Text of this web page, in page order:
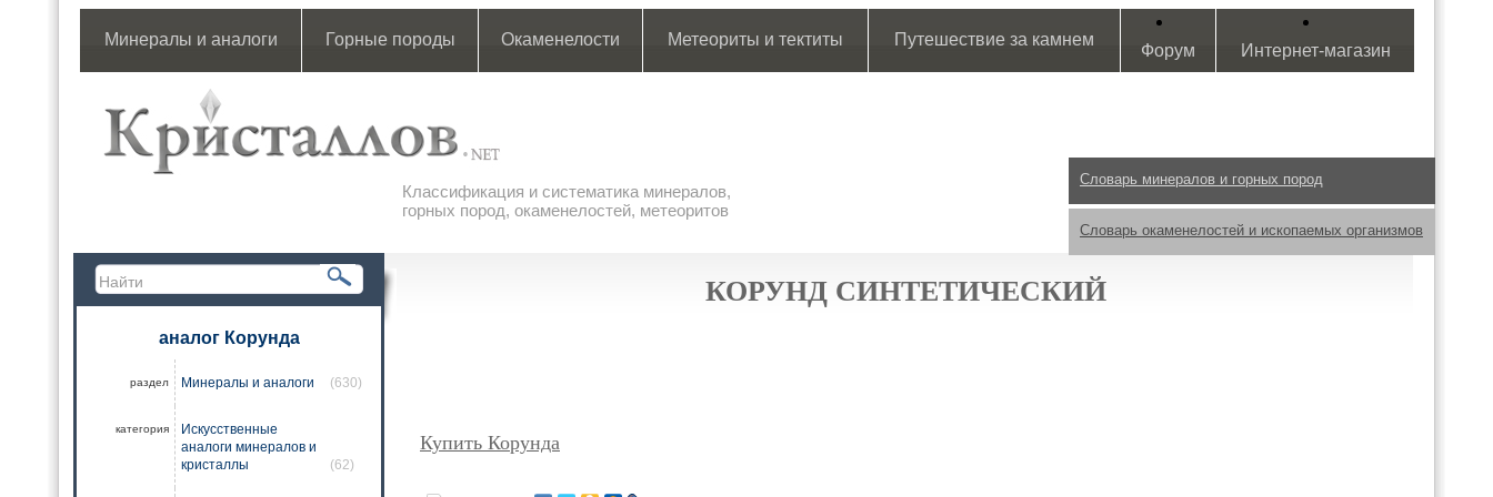
Минералы и аналоги Горные породы Окаменелости Метеориты и тектиты Путешествие за камнем
Форум Интернет-магазин
Классификация и систематика минералов,
горных пород, окаменелостей, метеоритов
Словарь минералов и горных пород
Словарь окаменелостей и ископаемых организмов
аналог Корунда
раздел Минералы и аналоги (630)
категория
Искусственные
аналоги минералов и
кристаллы
(62)
КОРУНД СИНТЕТИЧЕСКИЙ
Купить Корунда